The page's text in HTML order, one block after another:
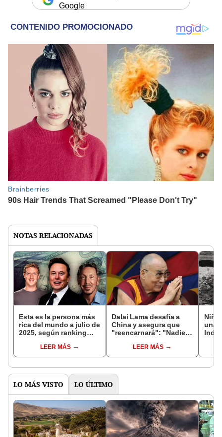
Google
NOTAS RELACIONADAS
Esta es la persona más
rica del mundo a julio de
2025, según ranking
Ellison y Mark
Zuckerberg
LEER MÁS
Dalai Lama desafía a
China y asegura que
"reencarnará": "Nadie
para interferir"
LEER MÁS
Niña
una
LO MÁS VISTO LO ÚLTIMO